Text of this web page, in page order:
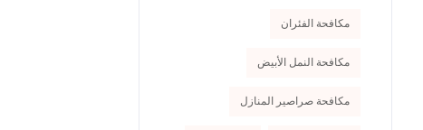
مكافحة الفئران
مكافحة النمل الأبيض
مكافحة صراصير المنازل